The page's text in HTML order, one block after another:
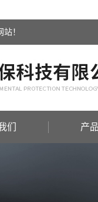
！
们 产